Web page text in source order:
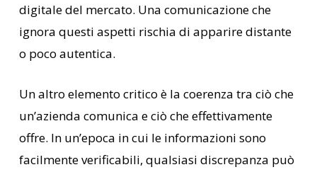
digitale del mercato. Una comunicazione che
ignora questi aspetti rischia di apparire distante
o poco autentica.
Un altro elemento critico è la coerenza tra ciò che
un’azienda comunica e ciò che effettivamente
offre. In un’epoca in cui le informazioni sono
facilmente verificabili, qualsiasi discrepanza può